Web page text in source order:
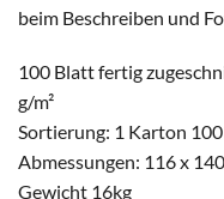
beim Beschreiben und
100 Blatt fertig
g/m²
Sortierung: 1 Karton
Abmessungen: 116 x
Gewicht 16kg